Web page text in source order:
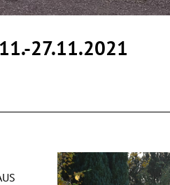
27.11.2021